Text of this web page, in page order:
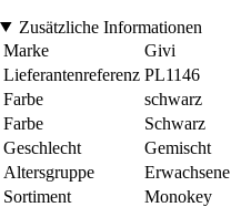
Zusätzliche Informationen
Marke
Givi
Lieferantenreferenz PL1146
Farbe
schwarz
Farbe
Schwarz
Geschlecht
Gemischt
Altersgruppe
Erwachsene
Sortiment
Monokey